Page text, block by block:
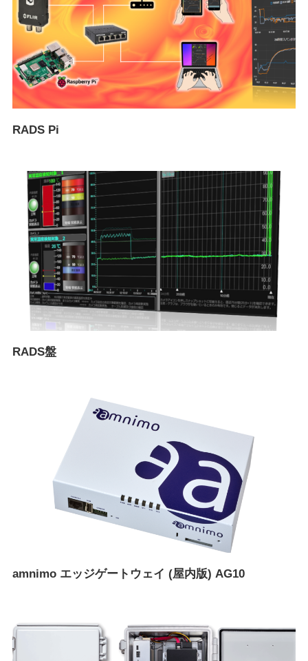
RADS Pi
RADS盤
amnimo エッジゲートウェイ (屋内版) AG10